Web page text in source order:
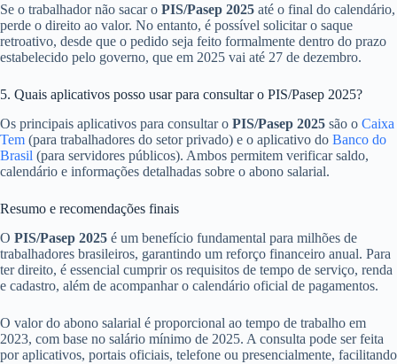
Se o trabalhador não sacar o PIS/Pasep 2025 até o final do calendário,
perde o direito ao valor. No entanto, é possível solicitar o saque
retroativo, desde que o pedido seja feito formalmente dentro do prazo
estabelecido pelo governo, que em 2025 vai até 27 de dezembro.
5. Quais aplicativos posso usar para consultar o PIS/Pasep 2025?
Os principais aplicativos para consultar o PIS/Pasep 2025 são o Caixa
Tem (para trabalhadores do setor privado) e o aplicativo do Banco do
Brasil (para servidores públicos). Ambos permitem verificar saldo,
calendário e informações detalhadas sobre o abono salarial.
Resumo e recomendações finais
O PIS/Pasep 2025 é um benefício fundamental para milhões de
trabalhadores brasileiros, garantindo um reforço financeiro anual. Para
ter direito, é essencial cumprir os requisitos de tempo de serviço, renda
e cadastro, além de acompanhar o calendário oficial de pagamentos.
O valor do abono salarial é proporcional ao tempo de trabalho em
2023, com base no salário mínimo de 2025. A consulta pode ser feita
por aplicativos, portais oficiais, telefone ou presencialmente, facilitando